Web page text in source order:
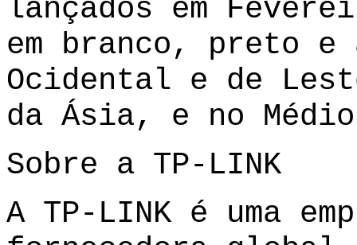
lançados em
em branco, preto e
Ocidental e de
da Ásia, e no
Sobre a TP-LINK
A TP-LINK é uma